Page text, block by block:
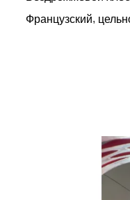
Французский,